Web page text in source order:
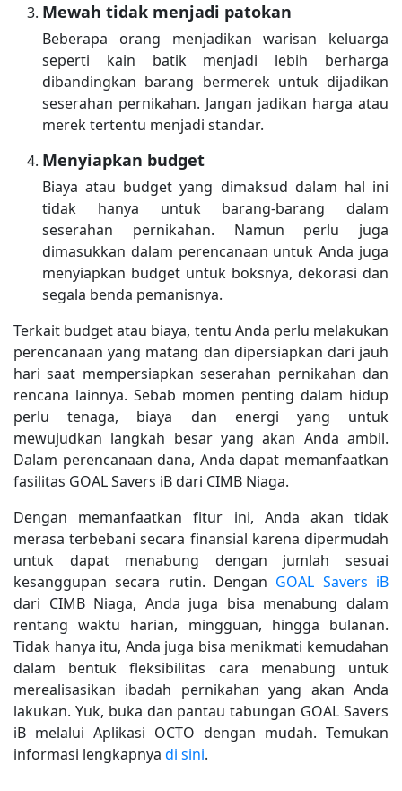
Mewah tidak menjadi patokan
Beberapa orang menjadikan warisan keluarga
seperti kain batik menjadi lebih berharga
dibandingkan barang bermerek untuk dijadikan
seserahan pernikahan. Jangan jadikan harga atau
merek tertentu menjadi standar.
Menyiapkan budget
Biaya atau budget yang dimaksud dalam hal ini
tidak hanya untuk barang-barang dalam
seserahan pernikahan. Namun perlu juga
dimasukkan dalam perencanaan untuk Anda juga
menyiapkan budget untuk boksnya, dekorasi dan
segala benda pemanisnya.
Terkait budget atau biaya, tentu Anda perlu melakukan
perencanaan yang matang dan dipersiapkan dari jauh
hari saat mempersiapkan seserahan pernikahan dan
rencana lainnya. Sebab momen penting dalam hidup
perlu tenaga, biaya dan energi yang untuk
mewujudkan langkah besar yang akan Anda ambil.
Dalam perencanaan dana, Anda dapat memanfaatkan
fasilitas GOAL Savers iB dari CIMB Niaga.
Dengan memanfaatkan fitur ini, Anda akan tidak
merasa terbebani secara finansial karena dipermudah
untuk dapat menabung dengan jumlah sesuai
kesanggupan secara rutin. Dengan GOAL Savers iB
dari CIMB Niaga, Anda juga bisa menabung dalam
rentang waktu harian, mingguan, hingga bulanan.
Tidak hanya itu, Anda juga bisa menikmati kemudahan
dalam bentuk fleksibilitas cara menabung untuk
merealisasikan ibadah pernikahan yang akan Anda
lakukan. Yuk, buka dan pantau tabungan GOAL Savers
iB melalui Aplikasi OCTO dengan mudah. Temukan
informasi lengkapnya di sini.